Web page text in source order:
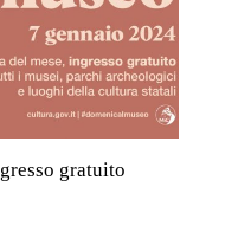
gratuito